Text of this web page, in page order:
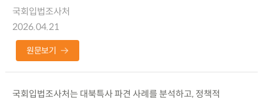
국회입법조사처
2026.04.21
원문보기
국회입법조사처는 대북특사 파견 사례를 분석하고, 정책적